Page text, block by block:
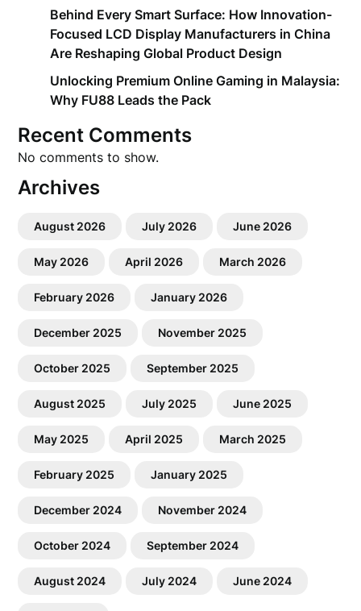
Behind Every Smart Surface: How Innovation-
Focused LCD Display Manufacturers in China
Are Reshaping Global Product Design
Unlocking Premium Online Gaming in Malaysia:
Why FU88 Leads the Pack
Recent Comments
No comments to show.
Archives
August 2026 July 2026 June 2026
May 2026 April 2026 March 2026
February 2026 January 2026
December 2025 November 2025
October 2025 September 2025
August 2025 July 2025 June 2025
May 2025 April 2025 March 2025
February 2025 January 2025
December 2024 November 2024
October 2024 September 2024
August 2024 July 2024 June 2024